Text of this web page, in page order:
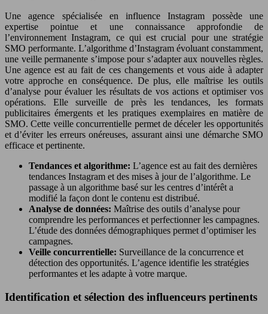
Une agence spécialisée en influence Instagram possède une
expertise pointue et une connaissance approfondie de
l’environnement Instagram, ce qui est crucial pour une stratégie
SMO performante. L’algorithme d’Instagram évoluant constamment,
une veille permanente s’impose pour s’adapter aux nouvelles règles.
Une agence est au fait de ces changements et vous aide à adapter
votre approche en conséquence. De plus, elle maîtrise les outils
d’analyse pour évaluer les résultats de vos actions et optimiser vos
opérations. Elle surveille de près les tendances, les formats
publicitaires émergents et les pratiques exemplaires en matière de
SMO. Cette veille concurrentielle permet de déceler les opportunités
et d’éviter les erreurs onéreuses, assurant ainsi une démarche SMO
efficace et pertinente.
Tendances et algorithme: L’agence est au fait des dernières
tendances Instagram et des mises à jour de l’algorithme. Le
passage à un algorithme basé sur les centres d’intérêt a
modifié la façon dont le contenu est distribué.
Analyse de données: Maîtrise des outils d’analyse pour
comprendre les performances et perfectionner les campagnes.
L’étude des données démographiques permet d’optimiser les
campagnes.
Veille concurrentielle: Surveillance de la concurrence et
détection des opportunités. L’agence identifie les stratégies
performantes et les adapte à votre marque.
Identification et sélection des influenceurs pertinents